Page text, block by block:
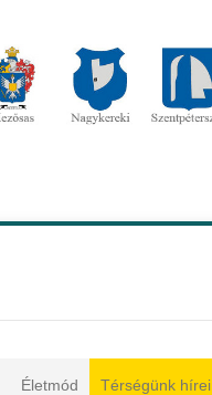
Életmód Térségünk hírei